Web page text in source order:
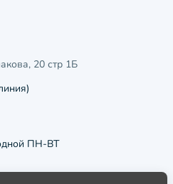
20 стр 1Б
ПН-ВТ